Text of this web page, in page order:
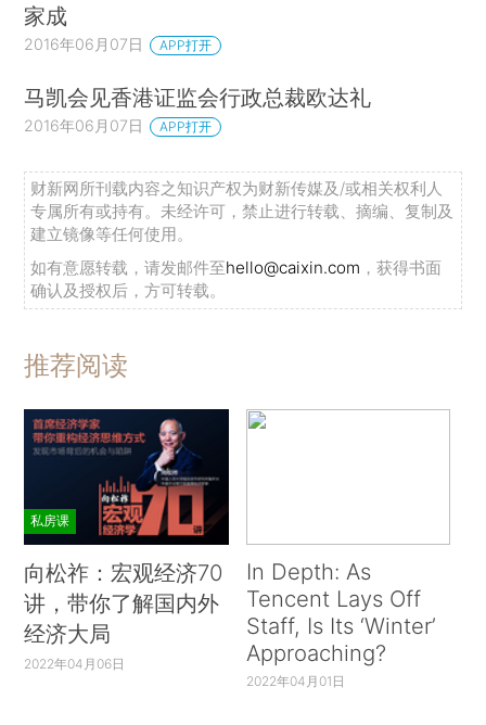
家成
2016年06月07日 APP打开
马凯会见香港证监会行政总裁欧达礼
2016年06月07日 APP打开
财新网所刊载内容之知识产权为财新传媒及/或相关权利人
专属所有或持有。未经许可，禁止进行转载、摘编、复制及
建立镜像等任何使用。
如有意愿转载，请发邮件至hello@caixin.com ，获得书面
确认及授权后，方可转载。
推荐阅读
私房课
向松祚：宏观经济70
讲，带你了解国内外
经济大局
2022年04月06日
In Depth: As
Tencent Lays Off
Staff, Is Its ‘Winter’
Approaching?
2022年04月01日